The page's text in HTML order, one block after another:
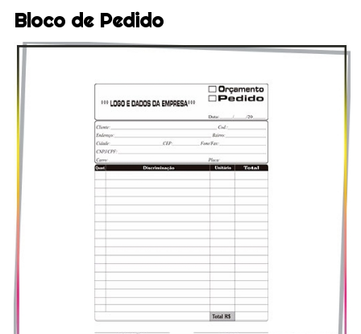
Bloco de Pedido